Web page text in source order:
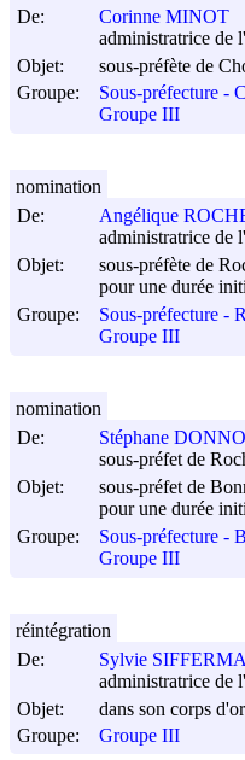
De:
Corinne MINOT
administratrice de
Objet:
sous-préfète de
Groupe:
Sous-préfecture -
Groupe III
De:
Angélique
administratrice de
Objet:
sous-préfète de
pour une durée
Groupe:
Sous-préfecture -
Groupe III
nomination
De:
Stéphane
sous-préfet de
Objet:
sous-préfet de
pour une durée
Groupe:
Sous-préfecture -
Groupe III
nomination
De:
Sylvie
administratrice de
Objet:
dans son corps
Groupe:
Groupe III
réintégration